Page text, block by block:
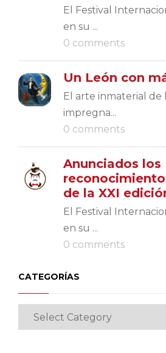
El Festival
en su ...
0 comments
Un León con
El arte inmaterial de
impregna...
0 comments
Anunciados los
de la XXI
El Festival
en su ...
0 comments
CATEGORÍAS